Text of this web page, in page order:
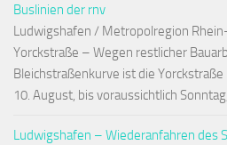
Buslinien der rnv
Ludwigshafen / Metropolregion
Yorckstraße – Wegen restlicher
Bleichstraßenkurve ist die
10. August, bis voraussichtlich
Ludwigshafen – Wiederanfahren des